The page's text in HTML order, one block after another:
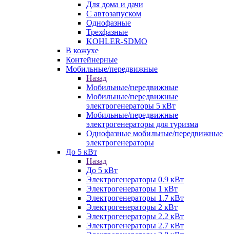
Для дома и дачи
С автозапуском
Однофазные
Трехфазные
KOHLER-SDMO
В кожухе
Контейнерные
Мобильные/передвижные
Назад
Мобильные/передвижные
Мобильные/передвижные
электрогенераторы 5 кВт
Мобильные/передвижные
электрогенераторы для туризма
Однофазные мобильные/передвижные
электрогенераторы
До 5 кВт
Назад
До 5 кВт
Электрогенераторы 0.9 кВт
Электрогенераторы 1 кВт
Электрогенераторы 1.7 кВт
Электрогенераторы 2 кВт
Электрогенераторы 2.2 кВт
Электрогенераторы 2.7 кВт